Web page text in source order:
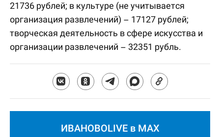
21736 рублей; в культуре (не учитывается
организация развлечений) – 17127 рублей;
творческая деятельность в сфере искусства и
организации развлечений – 32351 рубль.
ИВАНОВОLIVE в MAX